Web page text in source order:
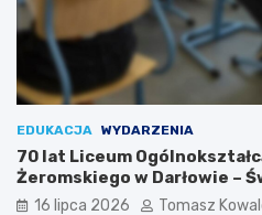
EDUKACJA WYDARZENIA
70 lat Liceum
Żeromskiego w Darłowie –
16 lipca 2026 Tomasz